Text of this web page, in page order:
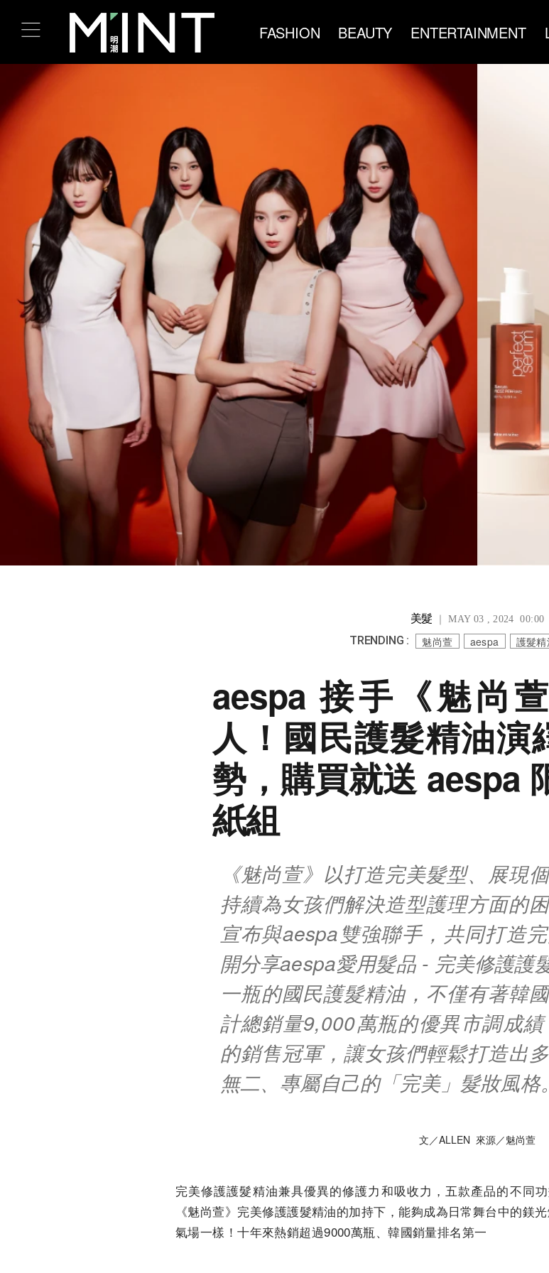
FASHION BEAUTY ENTERTAINMENT
美髮 ｜ MAY 03 , 2024 00:00
TRENDING : 魅尚萱 aespa 護髮精
aespa 接手《魅尚
人！國民護髮精油演
勢，購買就送 aespa
紙組
《魅尚萱》以打造完美髮型、展現
持續為女孩們解決造型護理方面的
宣布與aespa雙強聯手，共同打造
開分享aespa愛用髮品 - 完美修護護
一瓶的國民護髮精油，不僅有著韓
計總銷量9,000萬瓶的優異市調成
的銷售冠軍，讓女孩們輕鬆打造出
無二、專屬自己的「完美」髮妝風格。
文／ALLEN 來源／魅尚萱
完美修護護髮精油兼具優異的修護力和吸收力，五款產品的不同
《魅尚萱》完美修護護髮精油的加持下，能夠成為日常舞台中的鎂
氣場一樣！十年來熱銷超過9000萬瓶、韓國銷量排名第一